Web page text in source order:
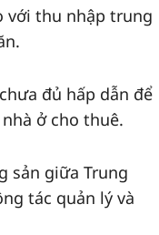
với thu nhập trung
đủ hấp dẫn để
ở cho thuê.
sản giữa Trung
tác quản lý và